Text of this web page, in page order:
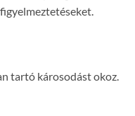
tartó károsodást okoz.